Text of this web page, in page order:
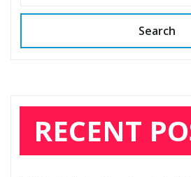
Search
RECENT